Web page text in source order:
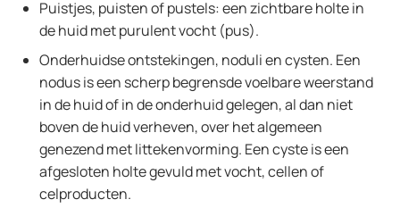
Puistjes, puisten of pustels: een zichtbare holte in
de huid met purulent vocht (pus).
Onderhuidse ontstekingen, noduli en cysten. Een
nodus is een scherp begrensde voelbare weerstand
in de huid of in de onderhuid gelegen, al dan niet
boven de huid verheven, over het algemeen
genezend met littekenvorming. Een cyste is een
afgesloten holte gevuld met vocht, cellen of
celproducten.